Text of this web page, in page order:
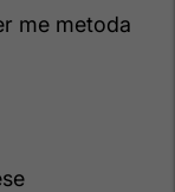
me metoda